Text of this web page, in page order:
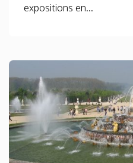
expositions en...